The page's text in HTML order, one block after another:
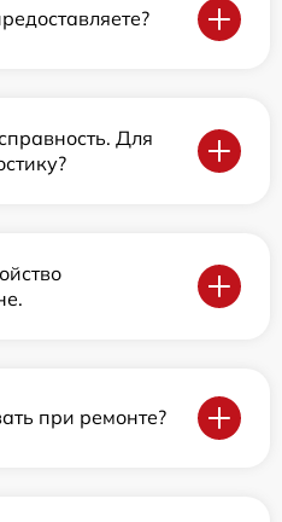
Для
при ремонте?